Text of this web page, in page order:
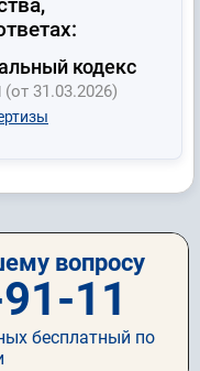
кодекс
(от 31.03.2026)
вопросу
11
бесплатный по